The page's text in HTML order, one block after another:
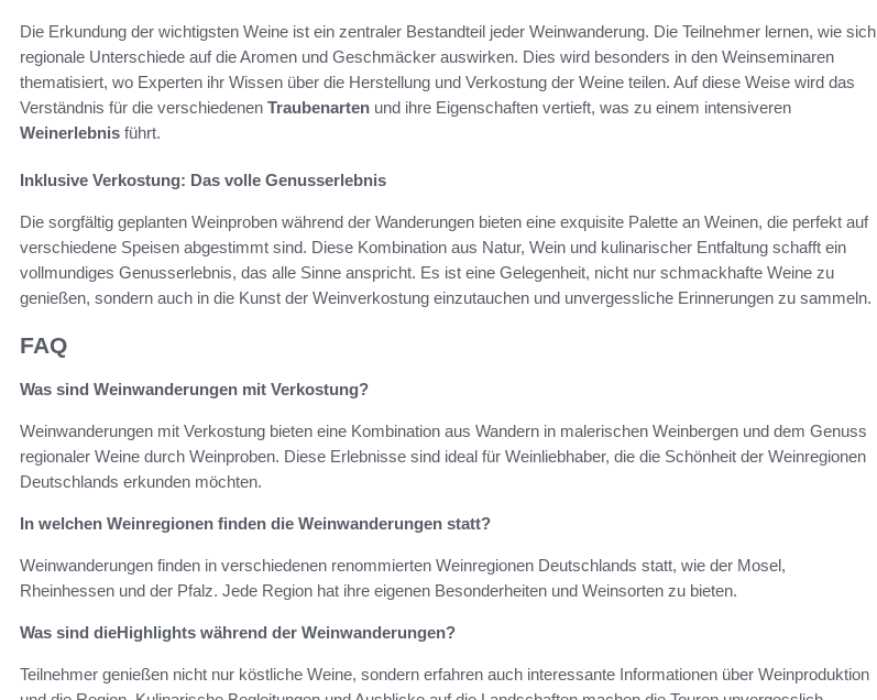
Die Erkundung der wichtigsten Weine ist ein zentraler Bestandteil jeder Weinwanderung. Die Teilnehmer lernen, wie sich
regionale Unterschiede auf die Aromen und Geschmäcker auswirken. Dies wird besonders in den Weinseminaren
thematisiert, wo Experten ihr Wissen über die Herstellung und Verkostung der Weine teilen. Auf diese Weise wird das
Verständnis für die verschiedenen Traubenarten und ihre Eigenschaften vertieft, was zu einem intensiveren
Weinerlebnis führt.
Inklusive Verkostung: Das volle Genusserlebnis
Die sorgfältig geplanten Weinproben während der Wanderungen bieten eine exquisite Palette an Weinen, die perfekt auf
verschiedene Speisen abgestimmt sind. Diese Kombination aus Natur, Wein und kulinarischer Entfaltung schafft ein
vollmundiges Genusserlebnis, das alle Sinne anspricht. Es ist eine Gelegenheit, nicht nur schmackhafte Weine zu
genießen, sondern auch in die Kunst der Weinverkostung einzutauchen und unvergessliche Erinnerungen zu sammeln.
FAQ
Was sind Weinwanderungen mit Verkostung?
Weinwanderungen mit Verkostung bieten eine Kombination aus Wandern in malerischen Weinbergen und dem Genuss
regionaler Weine durch Weinproben. Diese Erlebnisse sind ideal für Weinliebhaber, die die Schönheit der Weinregionen
Deutschlands erkunden möchten.
In welchen Weinregionen finden die Weinwanderungen statt?
Weinwanderungen finden in verschiedenen renommierten Weinregionen Deutschlands statt, wie der Mosel,
Rheinhessen und der Pfalz. Jede Region hat ihre eigenen Besonderheiten und Weinsorten zu bieten.
Was sind dieHighlights während der Weinwanderungen?
Teilnehmer genießen nicht nur köstliche Weine, sondern erfahren auch interessante Informationen über Weinproduktion